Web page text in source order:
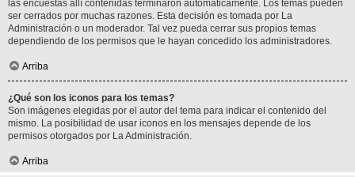
las encuestas allí contenidas terminaron automáticamente. Los temas pueden
ser cerrados por muchas razones. Esta decisión es tomada por La
Administración o un moderador. Tal vez pueda cerrar sus propios temas
dependiendo de los permisos que le hayan concedido los administradores.
Arriba
¿Qué son los iconos para los temas?
Son imágenes elegidas por el autor del tema para indicar el contenido del
mismo. La posibilidad de usar iconos en los mensajes depende de los
permisos otorgados por La Administración.
Arriba